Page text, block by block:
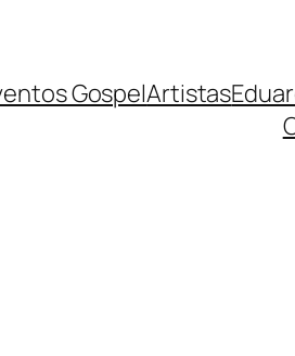
GospelArtistas